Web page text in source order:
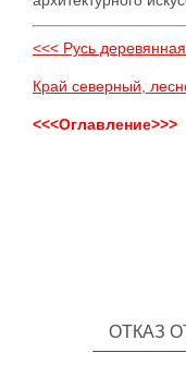
<<< Русь
Край северный,
<<<Оглавление>>>
ОТКАЗ